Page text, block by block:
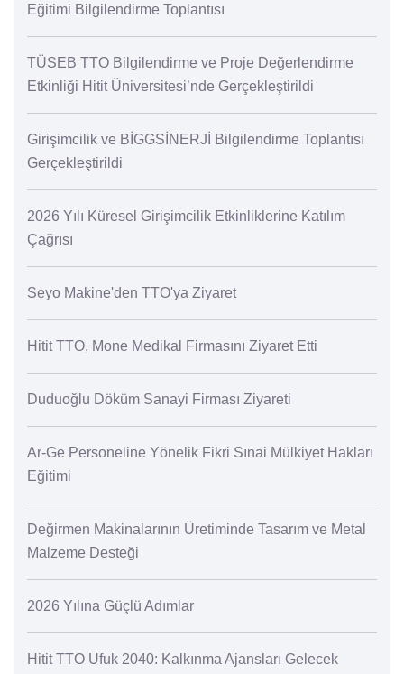
Eğitimi Bilgilendirme Toplantısı
TÜSEB TTO Bilgilendirme ve Proje Değerlendirme
Etkinliği Hitit Üniversitesi’nde Gerçekleştirildi
Girişimcilik ve BİGGSİNERJİ Bilgilendirme Toplantısı
Gerçekleştirildi
2026 Yılı Küresel Girişimcilik Etkinliklerine Katılım
Çağrısı
Seyo Makine'den TTO'ya Ziyaret
Hitit TTO, Mone Medikal Firmasını Ziyaret Etti
Duduoğlu Döküm Sanayi Firması Ziyareti
Ar-Ge Personeline Yönelik Fikri Sınai Mülkiyet Hakları
Eğitimi
Değirmen Makinalarının Üretiminde Tasarım ve Metal
Malzeme Desteği
2026 Yılına Güçlü Adımlar
Hitit TTO Ufuk 2040: Kalkınma Ajansları Gelecek